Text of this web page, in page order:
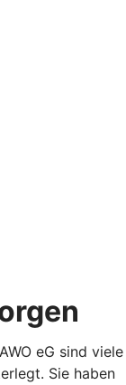
eG sind viele
Sie haben